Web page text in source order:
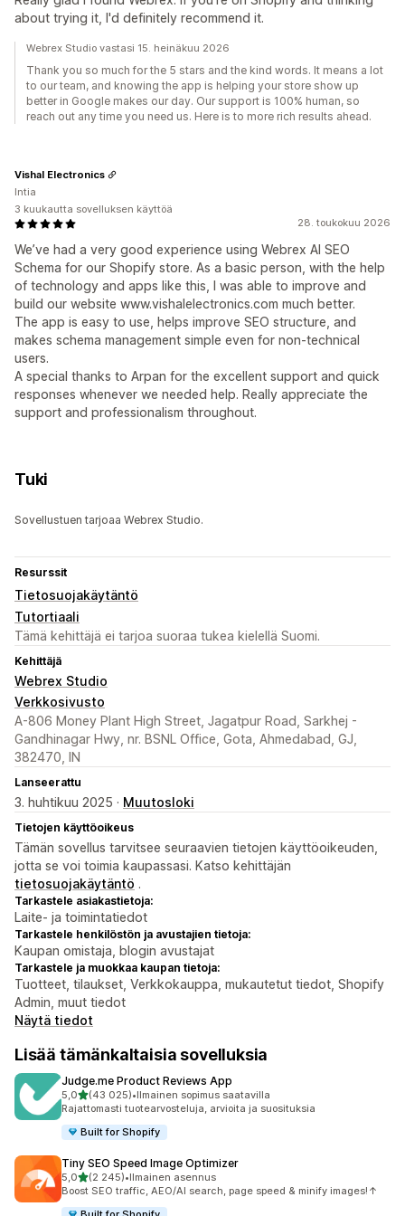
about trying it, I'd definitely recommend it.
Webrex Studio vastasi 15. heinäkuu 2026
Thank you so much for the 5 stars and the kind words. It means a lot
to our team, and knowing the app is helping your store show up
better in Google makes our day. Our support is 100% human, so
reach out any time you need us. Here is to more rich results ahead.
28. toukokuu 2026
We’ve had a very good experience using Webrex AI SEO
Schema for our Shopify store. As a basic person, with the help
of technology and apps like this, I was able to improve and
build our website www.vishalelectronics.com much better.
The app is easy to use, helps improve SEO structure, and
makes schema management simple even for non-technical
users.
A special thanks to Arpan for the excellent support and quick
responses whenever we needed help. Really appreciate the
support and professionalism throughout.
Vishal Electronics
Intia
3 kuukautta sovelluksen käyttöä
Tuki
Sovellustuen tarjoaa Webrex Studio.
Resurssit
Tietosuojakäytäntö
Tutortiaali
Tämä kehittäjä ei tarjoa suoraa tukea kielellä Suomi.
Kehittäjä
Webrex Studio
Verkkosivusto
A-806 Money Plant High Street, Jagatpur Road, Sarkhej -
Gandhinagar Hwy, nr. BSNL Office, Gota, Ahmedabad, GJ,
382470, IN
Lanseerattu
3. huhtikuu 2025 · Muutosloki
Tietojen käyttöoikeus
Tämän sovellus tarvitsee seuraavien tietojen käyttöoikeuden,
jotta se voi toimia kaupassasi. Katso kehittäjän
tietosuojakäytäntö .
Tarkastele asiakastietoja:
Laite- ja toimintatiedot
Tarkastele henkilöstön ja avustajien tietoja:
Kaupan omistaja, blogin avustajat
Tarkastele ja muokkaa kaupan tietoja:
Tuotteet, tilaukset, Verkkokauppa, mukautetut tiedot, Shopify
Admin, muut tiedot
Näytä tiedot
Lisää tämänkaltaisia sovelluksia
Judge.me Product Reviews App
5,0/ 5 tähteä
(43 025)
43025 arvostelua yhteensä
•Ilmainen sopimus saatavilla
Rajattomasti tuotearvosteluja, arvioita ja suosituksia
Built for Shopify
Tiny SEO Speed Image Optimizer
5,0/ 5 tähteä
(2 245)
2245 arvostelua yhteensä
•Ilmainen asennus
Boost SEO traffic, AEO/AI search, page speed & minify images!↑